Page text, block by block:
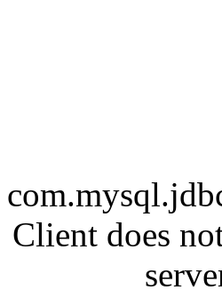
Client does